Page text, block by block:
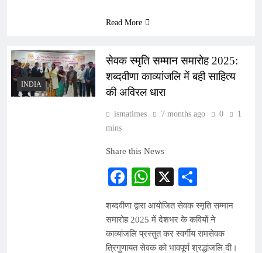
Read More
INDIA
सेवक स्मृति सम्मान समारोह 2025:
शब्दवीणा काव्यांजलि में बही साहित्य
की अविरल धारा
ismatimes 7 months ago 0
1
mins
Share this News
Facebook
WhatsApp
X
शब्दवीणा द्वारा आयोजित सेवक स्मृति सम्मान
समारोह 2025 में देशभर के कवियों ने
काव्यांजलि प्रस्तुत कर स्वर्गीय रामसेवक
त्रिगुणायत सेवक को भावपूर्ण श्रद्धांजलि दी।